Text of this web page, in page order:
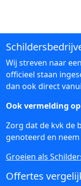
Wij streven naar
officieel staan
dan ook direct
Ook vermelding
Zorg dat de kvk de
genoteerd en
Groeien als
Offertes